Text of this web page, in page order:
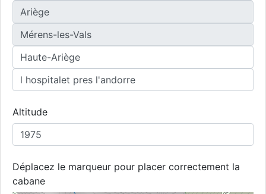
Altitude
Déplacez le marqueur pour placer correctement la
cabane